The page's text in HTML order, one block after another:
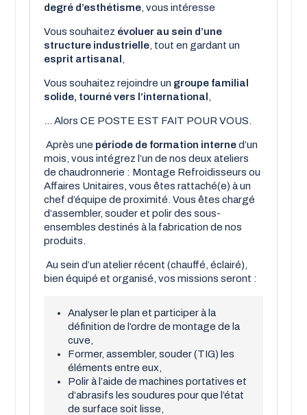
degré d’esthétisme , vous intéresse
Vous souhaitez évoluer au sein d’une
structure industrielle , tout en gardant un
esprit artisanal
Vous souhaitez rejoindre un groupe familial
solide, tourné vers l’international
Alors CE POSTE EST FAIT POUR VOUS.
Après une période de formation interned’un
mois, vous intégrez l’un de nos deux ateliers
de chaudronnerie : Montage Refroidisseurs ou
Affaires Unitaires, vous êtes rattaché(e) à un
chef d’équipe de proximité. Vous êtes chargé
d’assembler, souder et polir des sous-
ensembles destinés à la fabrication de nos
produits.
Au sein d’un atelier récent (chauffé, éclairé),
bien équipé et organisé, vos missions seront :
Analyser le plan et participer à la
définition de l’ordre de montage de la
cuve,
Former, assembler, souder (TIG) les
éléments entre eux,
Polir à l’aide de machines portatives et
d’abrasifs les soudures pour que l’état
de surface soit lisse,